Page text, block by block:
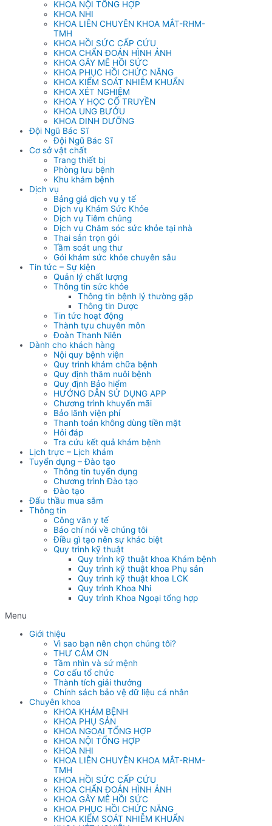
KHOA NỘI TỔNG HỢP
KHOA NHI
KHOA LIÊN CHUYÊN KHOA MẮT-RHM-
TMH
KHOA HỒI SỨC CẤP CỨU
KHOA CHẨN ĐOÁN HÌNH ẢNH
KHOA GÂY MÊ HỒI SỨC
KHOA PHỤC HỒI CHỨC NĂNG
KHOA KIỂM SOÁT NHIỄM KHUẨN
KHOA XÉT NGHIỆM
KHOA Y HỌC CỔ TRUYỀN
KHOA UNG BƯỚU
KHOA DINH DƯỠNG
Đội Ngũ Bác Sĩ
Đội Ngũ Bác Sĩ
Cơ sở vật chất
Trang thiết bị
Phòng lưu bệnh
Khu khám bệnh
Dịch vụ
Bảng giá dịch vụ y tế
Dịch vụ Khám Sức Khỏe
Dịch vụ Tiêm chủng
Dịch vụ Chăm sóc sức khỏe tại nhà
Thai sản trọn gói
Tầm soát ung thư
Gói khám sức khỏe chuyên sâu
Tin tức – Sự kiện
Quản lý chất lượng
Thông tin sức khỏe
Thông tin bệnh lý thường gặp
Thông tin Dược
Tin tức hoạt động
Thành tựu chuyên môn
Đoàn Thanh Niên
Dành cho khách hàng
Nội quy bệnh viện
Quy trình khám chữa bệnh
Quy định thăm nuôi bệnh
Quy định Bảo hiểm
HƯỚNG DẪN SỬ DỤNG APP
Chương trình khuyến mãi
Bảo lãnh viện phí
Thanh toán không dùng tiền mặt
Hỏi đáp
Tra cứu kết quả khám bệnh
Lịch trực – Lịch khám
Tuyển dụng – Đào tạo
Thông tin tuyển dụng
Chương trình Đào tạo
Đào tạo
Đấu thầu mua sắm
Thông tin
Công văn y tế
Báo chí nói về chúng tôi
Điều gì tạo nên sự khác biệt
Quy trình kỹ thuật
Quy trình kỹ thuật khoa Khám bệnh
Quy trình kỹ thuật khoa Phụ sản
Quy trình kỹ thuật khoa LCK
Quy trình Khoa Nhi
Quy trình Khoa Ngoại tổng hợp
Menu
Giới thiệu
Vì sao bạn nên chọn chúng tôi?
THƯ CẢM ƠN
Tầm nhìn và sứ mệnh
Cơ cấu tổ chức
Thành tích giải thưởng
Chính sách bảo vệ dữ liệu cá nhân
Chuyên khoa
KHOA KHÁM BỆNH
KHOA PHỤ SẢN
KHOA NGOẠI TỔNG HỢP
KHOA NỘI TỔNG HỢP
KHOA NHI
KHOA LIÊN CHUYÊN KHOA MẮT-RHM-
TMH
KHOA HỒI SỨC CẤP CỨU
KHOA CHẨN ĐOÁN HÌNH ẢNH
KHOA GÂY MÊ HỒI SỨC
KHOA PHỤC HỒI CHỨC NĂNG
KHOA KIỂM SOÁT NHIỄM KHUẨN